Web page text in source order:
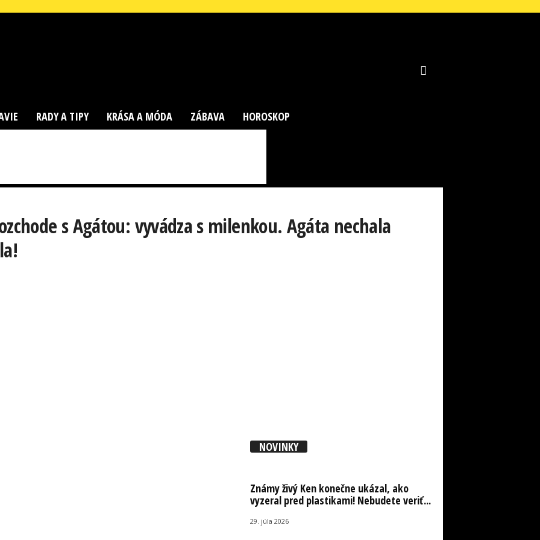
RADY A TIPY KRÁSA A MÓDA ZÁBAVA HOROSKOP
s Agátou: vyvádza s milenkou. Agáta nechala
NOVINKY
Známy živý Ken konečne ukázal, ako
vyzeral pred plastikami! Nebudete veriť...
29. júla 2026